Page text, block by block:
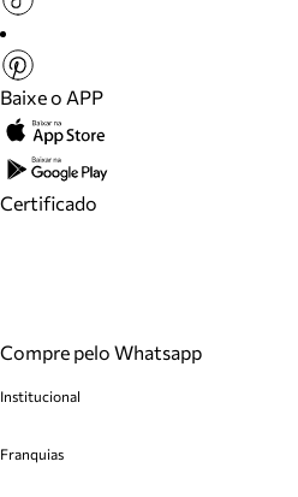
Baixe o APP
Certificado
Compre pelo Whatsapp
Institucional
Cashback
Franquias